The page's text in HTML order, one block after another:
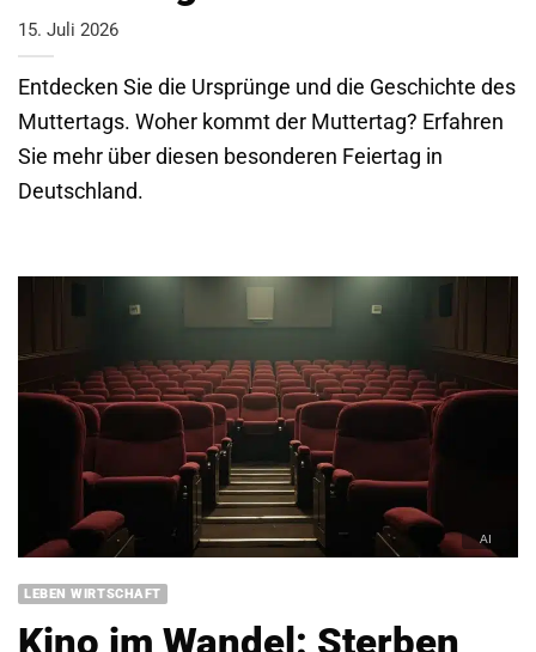
15. Juli 2026
Entdecken Sie die Ursprünge und die Geschichte des
Muttertags. Woher kommt der Muttertag? Erfahren
Sie mehr über diesen besonderen Feiertag in
Deutschland.
LEBEN WIRTSCHAFT
Kino im Wandel: Sterben